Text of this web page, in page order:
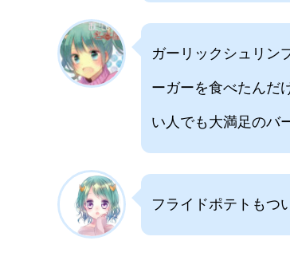
ガーリックシュリン
ーガーを食べたんだ
い人でも大満足のバ
フライドポテトもつ